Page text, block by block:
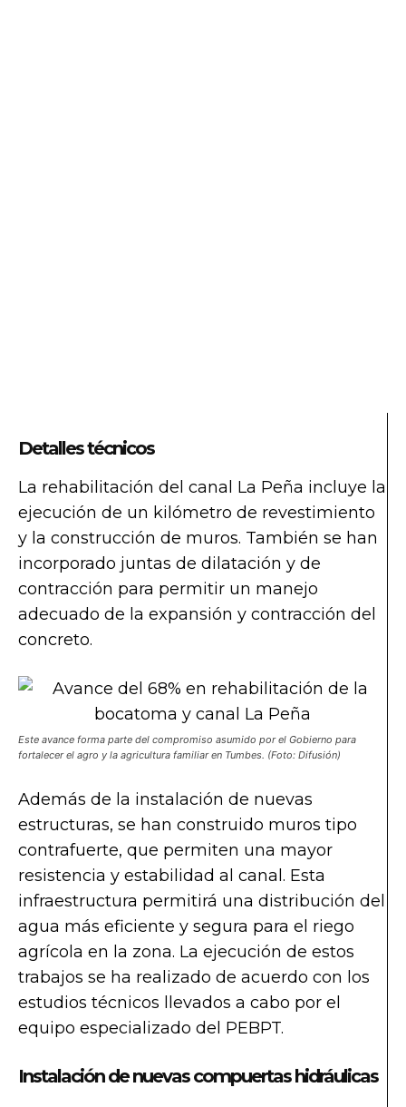
Detalles técnicos
La rehabilitación del canal La Peña incluye la
ejecución de un kilómetro de revestimiento
y la construcción de muros. También se han
incorporado juntas de dilatación y de
contracción para permitir un manejo
adecuado de la expansión y contracción del
concreto.
Este avance forma parte del compromiso asumido por el Gobierno para
fortalecer el agro y la agricultura familiar en Tumbes. (Foto: Difusión)
Además de la instalación de nuevas
estructuras, se han construido muros tipo
contrafuerte, que permiten una mayor
resistencia y estabilidad al canal. Esta
infraestructura permitirá una distribución del
agua más eficiente y segura para el riego
agrícola en la zona. La ejecución de estos
trabajos se ha realizado de acuerdo con los
estudios técnicos llevados a cabo por el
equipo especializado del PEBPT.
Instalación de nuevas compuertas hidráulicas